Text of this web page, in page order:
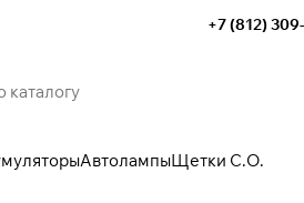
+7 (812)
АвтолампыЩетки С.О.